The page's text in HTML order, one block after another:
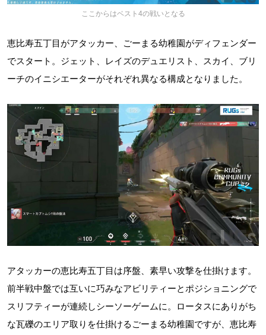
ここからはベスト4の戦いとなる
恵比寿五丁目がアタッカー、ごーまる幼稚園がディフェンダー
でスタート。ジェット、レイズのデュエリスト、スカイ、ブリ
ーチのイニシエーターがそれぞれ異なる構成となりました。
アタッカーの恵比寿五丁目は序盤、素早い攻撃を仕掛けます。
前半戦中盤では互いに巧みなアビリティーとポジショニングで
スリフティーが連続しシーソーゲームに。ロータスにありがち
な瓦礫のエリア取りを仕掛けるごーまる幼稚園ですが、恵比寿